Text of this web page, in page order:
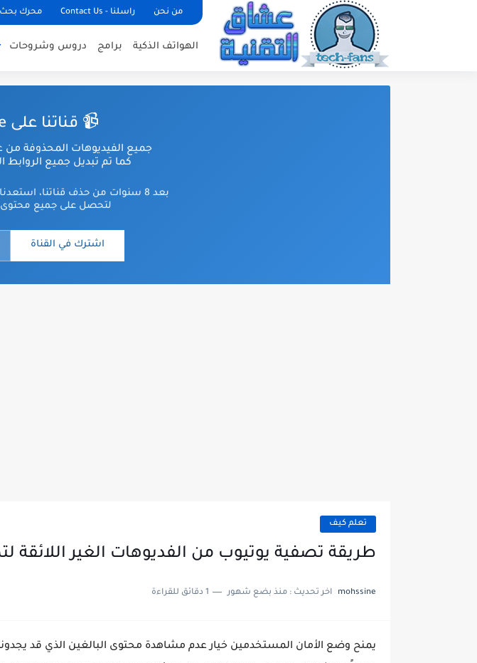
من نحن راسلنا - Contact Us محرك بحث pdf
الهواتف الذكية برامج دروس وشروحات
📹 قناتنا على YouTube عادت!
جميع الفيديوهات المحذوفة من
كما تم تبديل جميع الروابط
بعد 8 سنوات من حذف قناتنا،
لتحصل على جميع محتوى
اشترك في القناة
تعلم كيف
طريقة تصفية يوتيوب من الفديوهات الغير اللائقة
mohssine اخر تحديث : منذ بضع شهور 1 دقائق للقراءة
يمنح وضع الأمان المستخدمين خيار عدم مشاهدة محتوى البالغين الذي قد